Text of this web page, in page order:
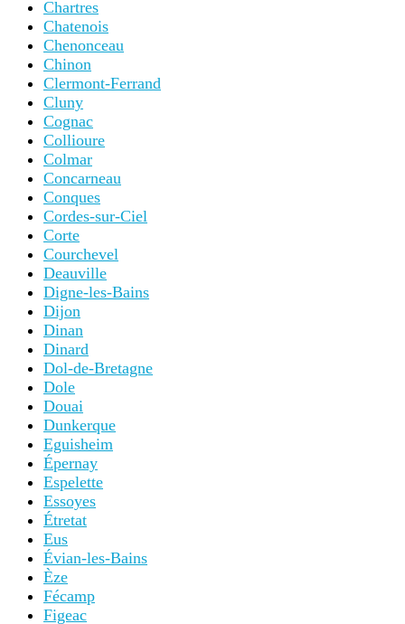
Chartres
Chatenois
Chenonceau
Chinon
Clermont-Ferrand
Cluny
Cognac
Collioure
Colmar
Concarneau
Conques
Cordes-sur-Ciel
Corte
Courchevel
Deauville
Digne-les-Bains
Dijon
Dinan
Dinard
Dol-de-Bretagne
Dole
Douai
Dunkerque
Eguisheim
Épernay
Espelette
Essoyes
Étretat
Eus
Évian-les-Bains
Èze
Fécamp
Figeac